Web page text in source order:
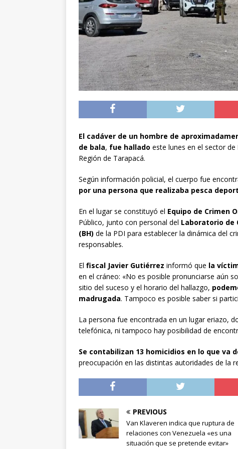
[ 05/08/2026 ] Diputado
Iquique
DEPORTES
[ 05/08/2026 ] Concejo
público del sector El
[ 06/08/2026 ] El papa
El cadáver de un hombre de
de bala, fue hallado este lunes en el sector de
Región de Tarapacá.
Según información policial, el cuerpo fue
por una persona que realizaba pesca
En el lugar se constituyó el Equipo de Crimen
Público, junto con personal del Laboratorio de
(BH) de la PDI para establecer la dinámica del
responsables.
El fiscal Javier Gutiérrez informó que la
en el cráneo: «No es posible pronunciarse aún
sitio del suceso y el horario del hallazgo,
madrugada. Tampoco es posible saber si
La persona fue encontrada en un lugar eriazo,
telefónica, ni tampoco hay posibilidad de
Se contabilizan 13 homicidios en lo que va
preocupación en las distintas autoridades de la
PREVIOUS
Van Klaveren indica que ruptura de
relaciones con Venezuela «es una
situación que se pretende evitar»